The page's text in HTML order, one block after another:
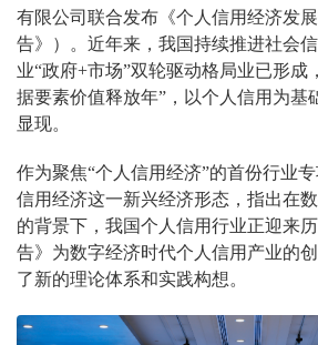
有限公司联合发布《个人信用经济发
告》）。近年来，我国持续推进社会
业“政府+市场”双轮驱动格局业已形成
据要素价值释放年”，以个人信用为基
显现。
作为聚焦“个人信用经济”的首份行业
信用经济这一新兴经济形态，指出在
的背景下，我国个人信用行业正迎来
告》为数字经济时代个人信用产业的
了新的理论体系和实践构想。